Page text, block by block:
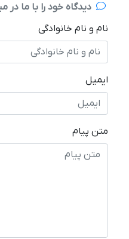
دیدگاه خود را با ما در
نام و نام خانوادگی
ایمیل
متن پیام